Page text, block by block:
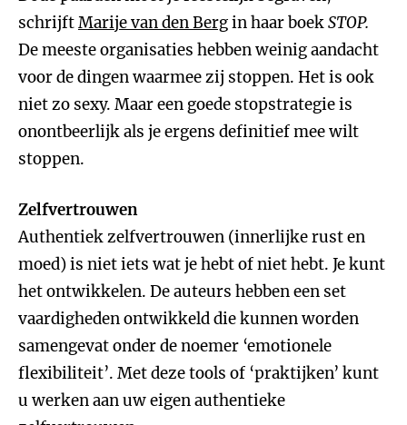
schrijftMarije van den Bergin haar boekSTOP.
De meeste organisaties hebben weinig aandacht
voor de dingen waarmee zij stoppen. Het is ook
niet zo sexy. Maar een goede stopstrategie is
onontbeerlijk als je ergens definitief mee wilt
stoppen.
Zelfvertrouwen
Authentiek zelfvertrouwen (innerlijke rust en
moed) is niet iets wat je hebt of niet hebt. Je kunt
het ontwikkelen. De auteurs hebben een set
vaardigheden ontwikkeld die kunnen worden
samengevat onder de noemer ‘emotionele
flexibiliteit’. Met deze tools of ‘praktijken’ kunt
u werken aan uw eigen authentieke